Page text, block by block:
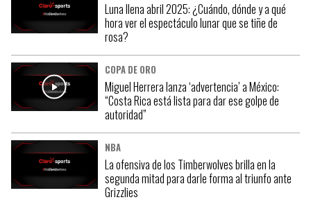
Luna llena abril 2025: ¿Cuándo, dónde y a qué
hora ver el espectáculo lunar que se tiñe de
rosa?
COPA DE ORO
Miguel Herrera lanza ‘advertencia’ a México:
“Costa Rica está lista para dar ese golpe de
autoridad”
NBA
La ofensiva de los Timberwolves brilla en la
segunda mitad para darle forma al triunfo ante
Grizzlies